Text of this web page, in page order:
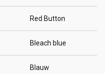
Red Button
Bleach blue
Blauw